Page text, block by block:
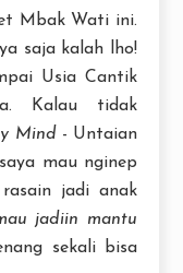
Mbak Wati ini.
saja kalah lho!
Usia Cantik
Kalau tidak
Mind - Untaian
mau nginep
jadi anak
jadiin mantu
sekali bisa